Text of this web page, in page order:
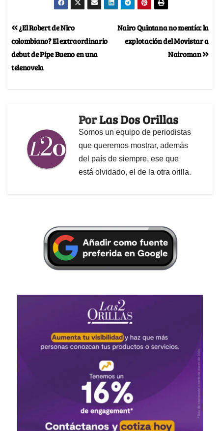
Nairo Quintana no mentía: la
explotación del Movistar a
Nairoman
¿El Robert de Niro
colombiano? El extraordinario
debut de Pipe Bueno en una
telenovela
PorLas Dos Orillas
Somos un equipo de periodistas
que queremos mostrar, además
del país de siempre, ese que
está olvidado, el de la otra orilla.